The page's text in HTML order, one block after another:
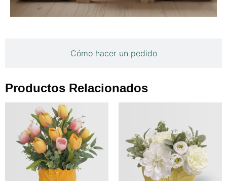
Cómo hacer un pedido
Productos Relacionados